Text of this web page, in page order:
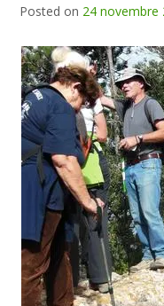
Posted on 24 novembre